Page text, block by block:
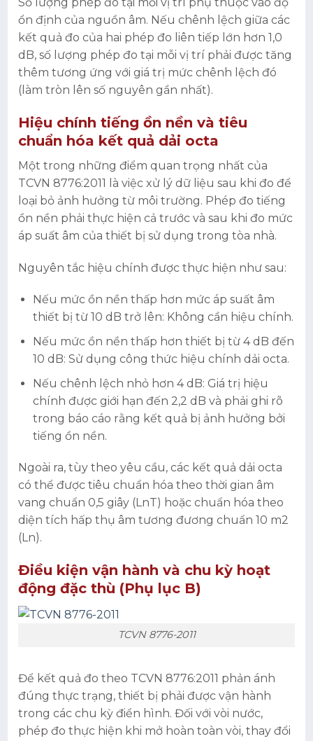
ổn định của nguồn âm. Nếu chênh lệch giữa các
kết quả đo của hai phép đo liên tiếp lớn hơn 1,0
dB, số lượng phép đo tại mỗi vị trí phải được tăng
thêm tương ứng với giá trị mức chênh lệch đó
(làm tròn lên số nguyên gần nhất).
Hiệu chính tiếng ồn nền và tiêu
chuẩn hóa kết quả dải octa
Một trong những điểm quan trọng nhất của
TCVN 8776:2011 là việc xử lý dữ liệu sau khi đo để
loại bỏ ảnh hưởng từ môi trường. Phép đo tiếng
ồn nền phải thực hiện cả trước và sau khi đo mức
áp suất âm của thiết bị sử dụng trong tòa nhà.
Nguyên tắc hiệu chính được thực hiện như sau:
Nếu mức ồn nền thấp hơn mức áp suất âm
thiết bị từ 10 dB trở lên: Không cần hiệu chính.
Nếu mức ồn nền thấp hơn thiết bị từ 4 dB đến
10 dB: Sử dụng công thức hiệu chính dải octa.
Nếu chênh lệch nhỏ hơn 4 dB: Giá trị hiệu
chính được giới hạn đến 2,2 dB và phải ghi rõ
trong báo cáo rằng kết quả bị ảnh hưởng bởi
tiếng ồn nền.
Ngoài ra, tùy theo yêu cầu, các kết quả dải octa
có thể được tiêu chuẩn hóa theo thời gian âm
vang chuẩn 0,5 giây (LnT) hoặc chuẩn hóa theo
diện tích hấp thụ âm tương đương chuẩn 10 m2
(Ln).
Điều kiện vận hành và chu kỳ hoạt
động đặc thù (Phụ lục B)
TCVN 8776-2011
Để kết quả đo theo TCVN 8776:2011 phản ánh
đúng thực trạng, thiết bị phải được vận hành
trong các chu kỳ điển hình. Đối với vòi nước,
phép đo thực hiện khi mở hoàn toàn vòi, thay đổi